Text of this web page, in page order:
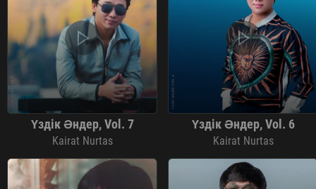
Үздік Әндер, Vol. 7
Kairat Nurtas
Үздік Әндер, Vol. 6
Kairat Nurtas